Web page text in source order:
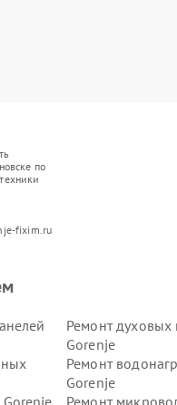
по
fixim.ru
Ремонт
Gorenje
Ремонт
Gorenje
Ремонт